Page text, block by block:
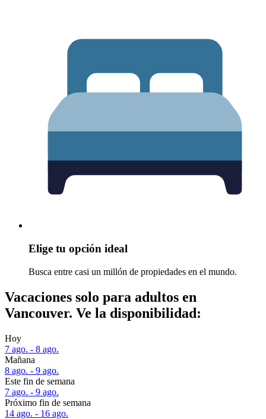
Elige tu opción ideal
Busca entre casi un millón de propiedades en el mundo.
Vacaciones solo para adultos en
Vancouver. Ve la disponibilidad:
Hoy
7 ago. - 8 ago.
Mañana
8 ago. - 9 ago.
Este fin de semana
7 ago. - 9 ago.
Próximo fin de semana
14 ago. - 16 ago.